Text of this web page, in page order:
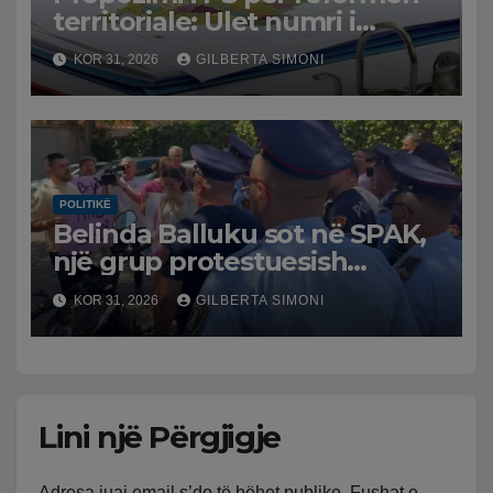
territoriale: Ulet numri i
bashkive nga 61 në 46
KOR 31, 2026 GILBERTA SIMONI
POLITIKË
Belinda Balluku sot në SPAK,
një grup protestuesish
grumbullohen para
Prokurorisë së Posaçme
KOR 31, 2026 GILBERTA SIMONI
Lini një Përgjigje